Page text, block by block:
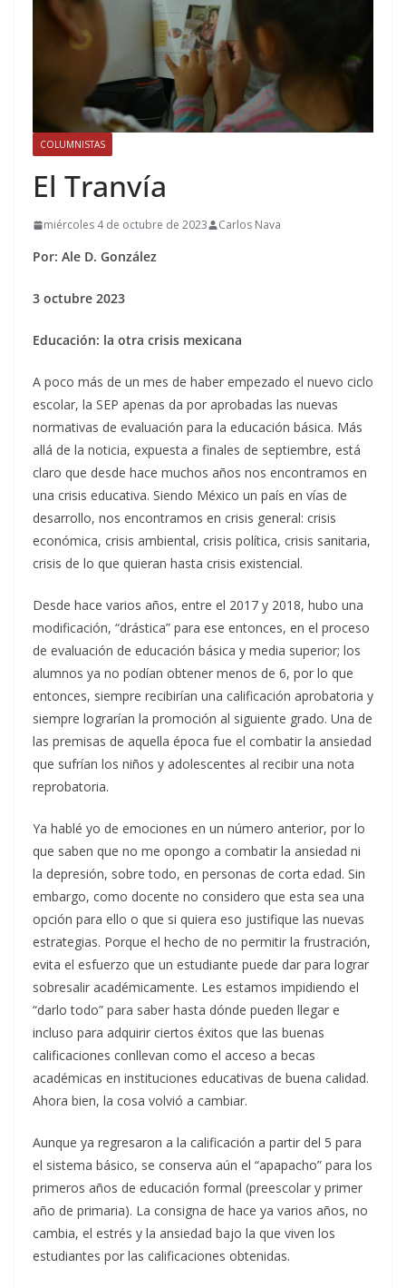
COLUMNISTAS
El Tranvía
miércoles 4 de octubre de 2023 Carlos Nava
Por: Ale D. González
3 octubre 2023
Educación: la otra crisis mexicana
A poco más de un mes de haber empezado el nuevo ciclo
escolar, la SEP apenas da por aprobadas las nuevas
normativas de evaluación para la educación básica. Más
allá de la noticia, expuesta a finales de septiembre, está
claro que desde hace muchos años nos encontramos en
una crisis educativa. Siendo México un país en vías de
desarrollo, nos encontramos en crisis general: crisis
económica, crisis ambiental, crisis política, crisis sanitaria,
crisis de lo que quieran hasta crisis existencial.
Desde hace varios años, entre el 2017 y 2018, hubo una
modificación, “drástica” para ese entonces, en el proceso
de evaluación de educación básica y media superior; los
alumnos ya no podían obtener menos de 6, por lo que
entonces, siempre recibirían una calificación aprobatoria y
siempre lograrían la promoción al siguiente grado. Una de
las premisas de aquella época fue el combatir la ansiedad
que sufrían los niños y adolescentes al recibir una nota
reprobatoria.
Ya hablé yo de emociones en un número anterior, por lo
que saben que no me opongo a combatir la ansiedad ni
la depresión, sobre todo, en personas de corta edad. Sin
embargo, como docente no considero que esta sea una
opción para ello o que si quiera eso justifique las nuevas
estrategias. Porque el hecho de no permitir la frustración,
evita el esfuerzo que un estudiante puede dar para lograr
sobresalir académicamente. Les estamos impidiendo el
“darlo todo” para saber hasta dónde pueden llegar e
incluso para adquirir ciertos éxitos que las buenas
calificaciones conllevan como el acceso a becas
académicas en instituciones educativas de buena calidad.
Ahora bien, la cosa volvió a cambiar.
Aunque ya regresaron a la calificación a partir del 5 para
el sistema básico, se conserva aún el “apapacho” para los
primeros años de educación formal (preescolar y primer
año de primaria). La consigna de hace ya varios años, no
cambia, el estrés y la ansiedad bajo la que viven los
estudiantes por las calificaciones obtenidas.